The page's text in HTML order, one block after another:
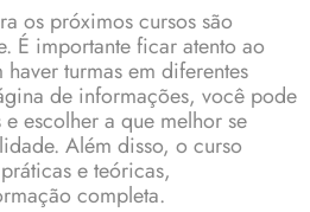
os próximos cursos são
É importante ficar atento ao
turmas em diferentes
de informações, você pode
escolher a que melhor se
Além disso, o curso
e teóricas,
completa.